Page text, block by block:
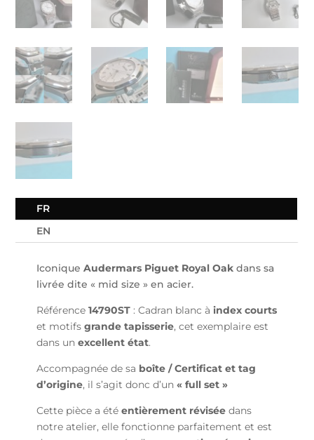
FR
EN
IconiqueAudermars Piguet Royal Oak dans sa
livrée dite « mid size » en acier.
Référence14790ST : Cadran blanc à index courts
et motifsgrande tapisserie, cet exemplaire est
dans unexcellent état.
Accompagnée de sa boîte / Certificat et tag
d’origine, il s’agit donc d’un« full set »
Cette pièce a étéentièrement révisée dans
notre atelier, elle fonctionne parfaitement et est